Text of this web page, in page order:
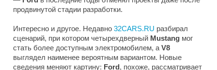
продвинутой стадии разработки.
Интересно и другое. Недавно 32CARS.RU разбирал
сценарий, при котором четырехдверный Mustang мог
стать более доступным электромобилем, а V8
выглядел наименее вероятным вариантом. Новые
сведения меняют картину: Ford, похоже, рассматривает